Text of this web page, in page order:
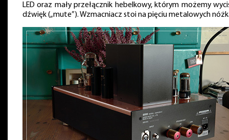
LED oraz mały przełącznik hebelkowy, którym możemy
dźwięk („mute”). Wzmacniacz stoi na pięciu metalowych